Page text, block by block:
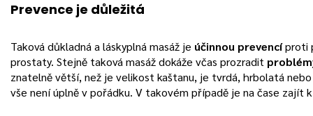
Prevence je důležitá
Taková důkladná a láskyplná masáž je účinnou prevencíproti
prostaty. Stejně taková masáž dokáže včas prozradit
znatelně větší, než je velikost kaštanu, je tvrdá, hrbolatá
vše není úplně v pořádku. V takovém případě je na čase zajít